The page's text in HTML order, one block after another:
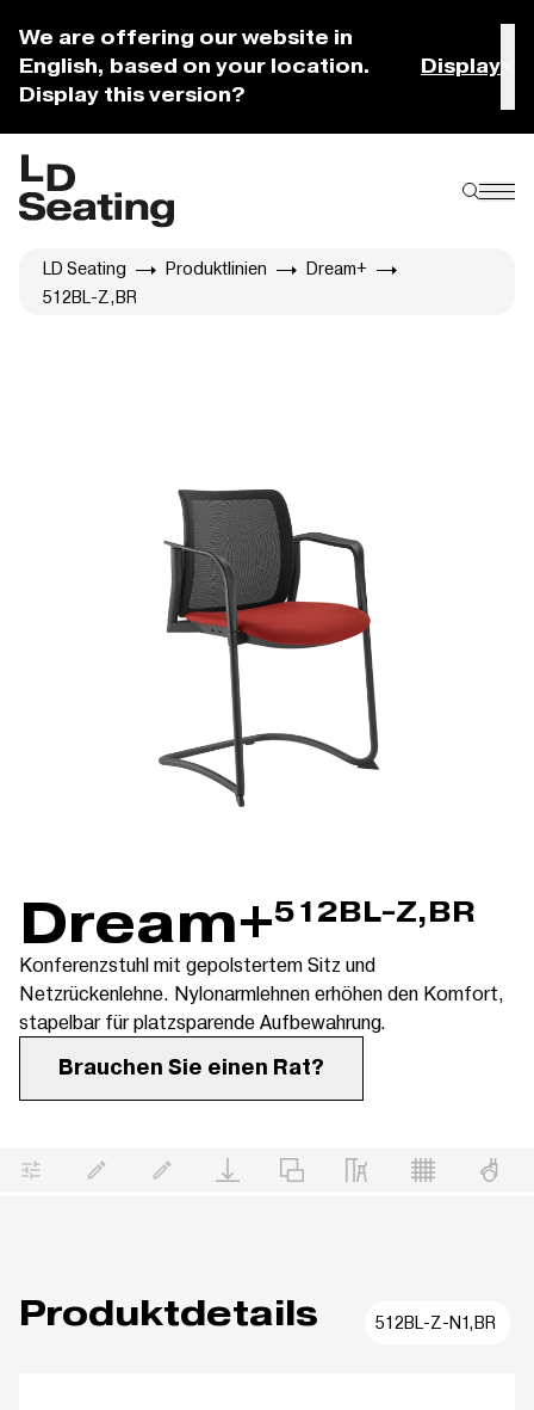
We are offering our website in
English, based on your location.
Display this version?
Display
LD Seating Produktlinien
Dream+
512BL-Z,BR
Dream+512BL-Z,BR
Konferenzstuhl mit gepolstertem Sitz und
Netzrückenlehne. Nylonarmlehnen erhöhen den Komfort,
stapelbar für platzsparende Aufbewahrung.
Brauchen Sie einen Rat?
Produktdetails 512BL-Z-N1,BR